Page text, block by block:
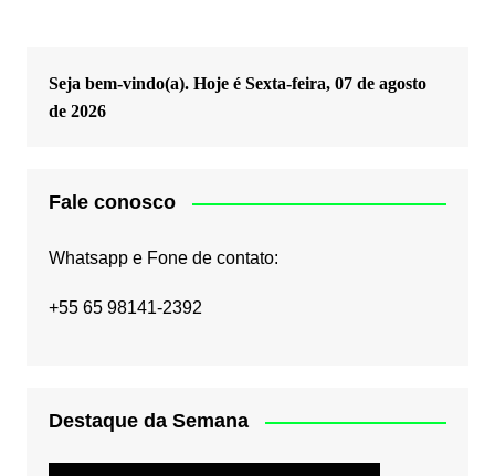
Seja bem-vindo(a). Hoje é Sexta-feira, 07 de agosto
de 2026
Fale conosco
Whatsapp e Fone de contato:
+55 65 98141-2392
Destaque da Semana